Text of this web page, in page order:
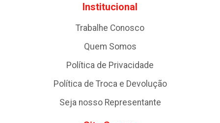
Institucional
Trabalhe Conosco
Quem Somos
Política de Privacidade
Política de Troca e Devolução
Seja nosso Representante